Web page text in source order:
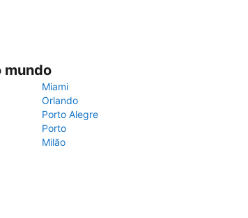
mundo
Miami
Orlando
Porto Alegre
Porto
Milão